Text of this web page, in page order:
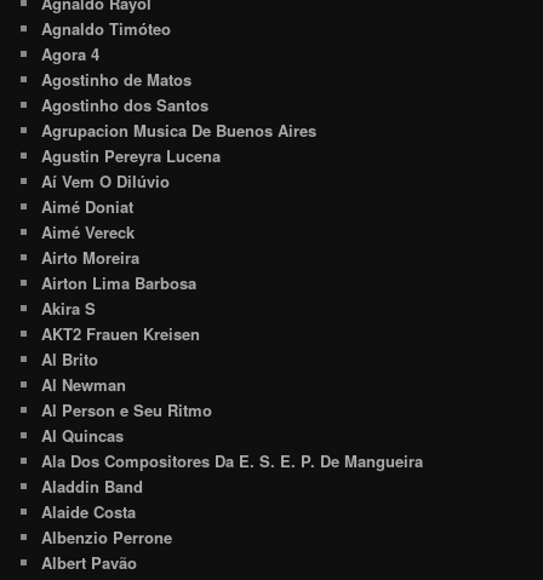
Agnaldo Timóteo
Agora 4
Agostinho de Matos
Agostinho dos Santos
Agrupacion Musica De Buenos Aires
Agustin Pereyra Lucena
Aí Vem O Dilúvio
Aimé Doniat
Aimé Vereck
Airto Moreira
Airton Lima Barbosa
Akira S
AKT2 Frauen Kreisen
Al Brito
Al Newman
Al Person e Seu Ritmo
Al Quincas
Ala Dos Compositores Da E. S. E. P. De Mangueira
Aladdin Band
Alaide Costa
Albenzio Perrone
Albert Pavão